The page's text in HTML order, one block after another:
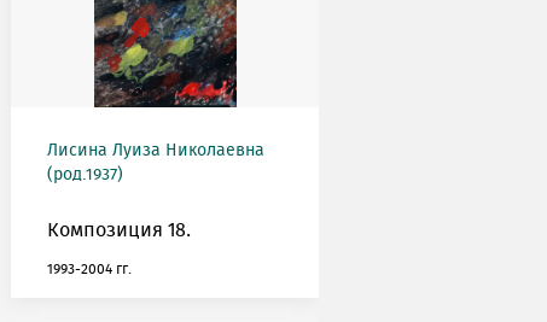
Лисина Луиза Николаевна
(род.1937)
Композиция 18.
1993-2004 гг.